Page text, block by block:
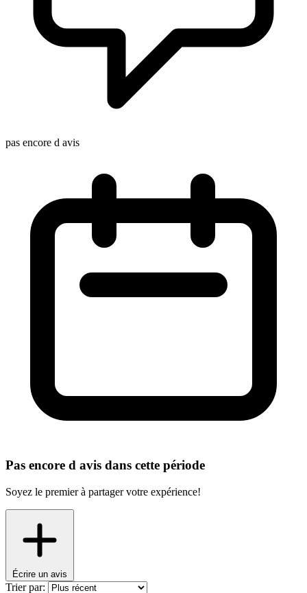
pas encore d avis
Pas encore d avis dans cette période
Soyez le premier à partager votre expérience!
Écrire un avis
Trier par: